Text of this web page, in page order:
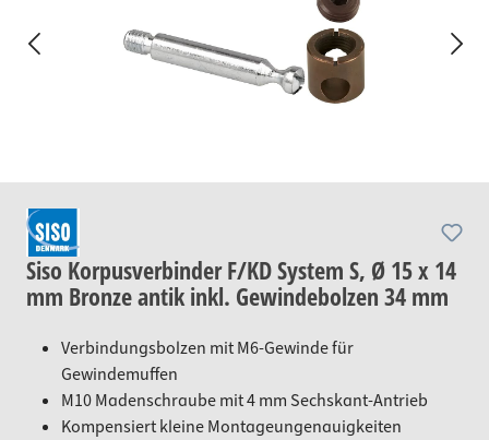
Siso Korpusverbinder F/KD System S, Ø 15 x 14
mm Bronze antik inkl. Gewindebolzen 34 mm
Verbindungsbolzen mit M6-Gewinde für
Gewindemuffen
M10 Madenschraube mit 4 mm Sechskant-Antrieb
Kompensiert kleine Montageungenauigkeiten